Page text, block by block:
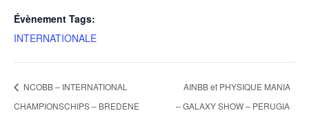
Évènement Tags:
INTERNATIONALE
NCOBB – INTERNATIONAL
CHAMPIONSCHIPS – BREDENE
AINBB et PHYSIQUE MANIA
– GALAXY SHOW – PERUGIA